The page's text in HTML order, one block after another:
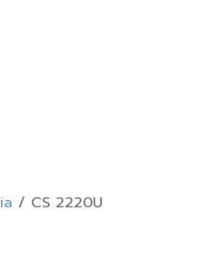
/ CS 2220U